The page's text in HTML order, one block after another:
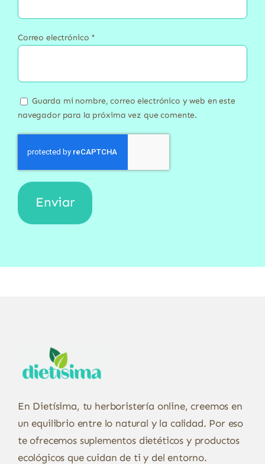
Correo electrónico *
Guarda mi nombre, correo electrónico y web en este
navegador para la próxima vez que comente.
En Dietísima, tu herboristería online, creemos en
un equilibrio entre lo natural y la calidad. Por eso
te ofrecemos suplementos dietéticos y productos
ecológicos que cuidan de ti y del entorno.